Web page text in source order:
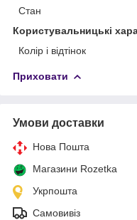
Стан
Користувальницькі
Колір і відтінок
Приховати
Умови доставки
Нова Пошта
Магазини Rozetka
Укрпошта
Самовивіз